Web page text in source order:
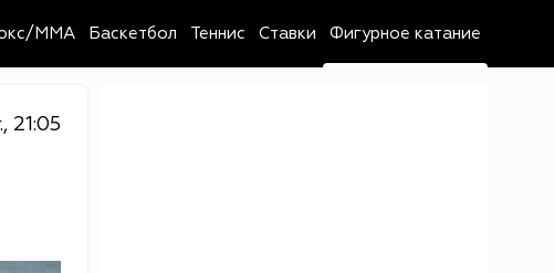
MMA Баскетбол Теннис Ставки Фигурное катание
21:05